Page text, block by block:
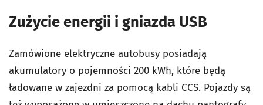
Zużycie energii i gniazda USB
Zamówione elektryczne autobusy posiadają
akumulatory o pojemności 200 kWh, które będą
ładowane w zajezdni za pomocą kabli CCS. Pojazdy są